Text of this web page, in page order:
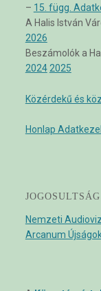
– 15. függ.
A Halis István
2026
Beszámolók a
2024 2025
Közérdekű és
Honlap
Nemzeti
Arcanum